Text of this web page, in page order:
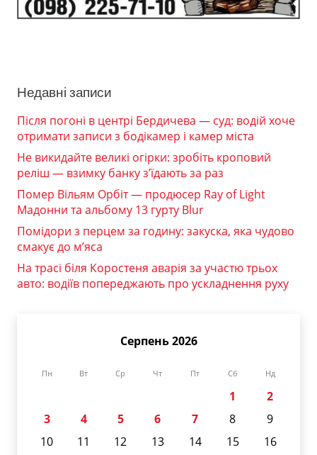
Недавні записи
Після погоні в центрі Бердичева — суд: водій хоче
отримати записи з бодікамер і камер міста
Не викидайте великі огірки: зробіть кроповий
реліш — взимку банку з’їдають за раз
Помер Вільям Орбіт — продюсер Ray of Light
Мадонни та альбому 13 гурту Blur
Помідори з перцем за годину: закуска, яка чудово
смакує до м’яса
На трасі біля Коростеня аварія за участю трьох
авто: водіїв попереджають про ускладнення руху
Серпень 2026
Пн Вт Ср Чт Пт Сб Нд
1
2
3
4 5 6 7 8
9
10
11 12 13 14 15
16